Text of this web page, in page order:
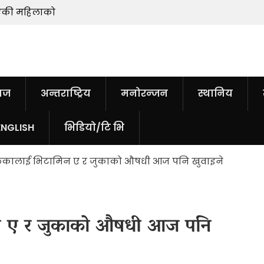
महिलाको
अन्तराष्ट्रिय मनोरन्जन स्थानिय
भिडियो/टि भि
भिटामिन ए र जुकाको औषधी आज पनि खुवाइने
ए र जुकाको औषधी आज पनि